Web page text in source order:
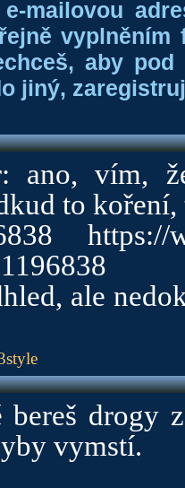
mailovou
aby
jiný,
ano, vím,
to koření,
https://
ale
bereš drogy
vymstí.